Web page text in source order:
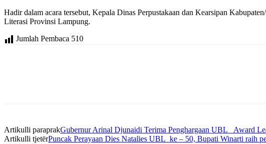
Hadir dalam acara tersebut, Kepala Dinas Perpustakaan dan Kearsipan
Literasi Provinsi Lampung.
Jumlah Pembaca 510
Artikulli paraprakGubernur Arinal Djunaidi Terima Penghargaan UBL _Award
Artikulli tjetërPuncak Perayaan Dies Natalies UBL ke – 50, Bupati Winarti raih